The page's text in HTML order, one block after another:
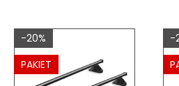
Do koszyka
-20%
PAKIET
-